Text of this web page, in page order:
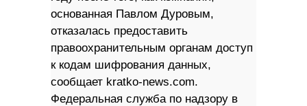
основанная Павлом Дуровым,
отказалась предоставить
правоохранительным органам доступ
к кодам шифрования данных,
сообщает kratko-news.com.
Федеральная служба по надзору в